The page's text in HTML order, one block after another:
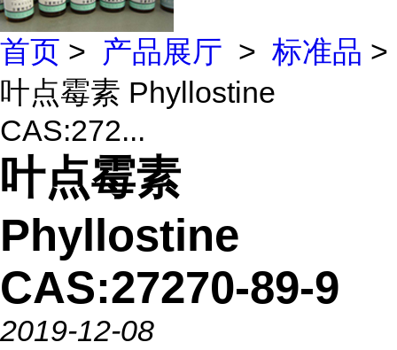
首页 > 产品展厅 > 标准品 >
叶点霉素 Phyllostine
CAS:272...
叶点霉素
Phyllostine
CAS:27270-89-9
2019-12-08